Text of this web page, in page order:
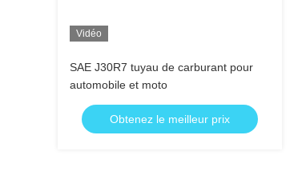
Vidéo
SAE J30R7 tuyau de carburant pour
automobile et moto
Obtenez le meilleur prix